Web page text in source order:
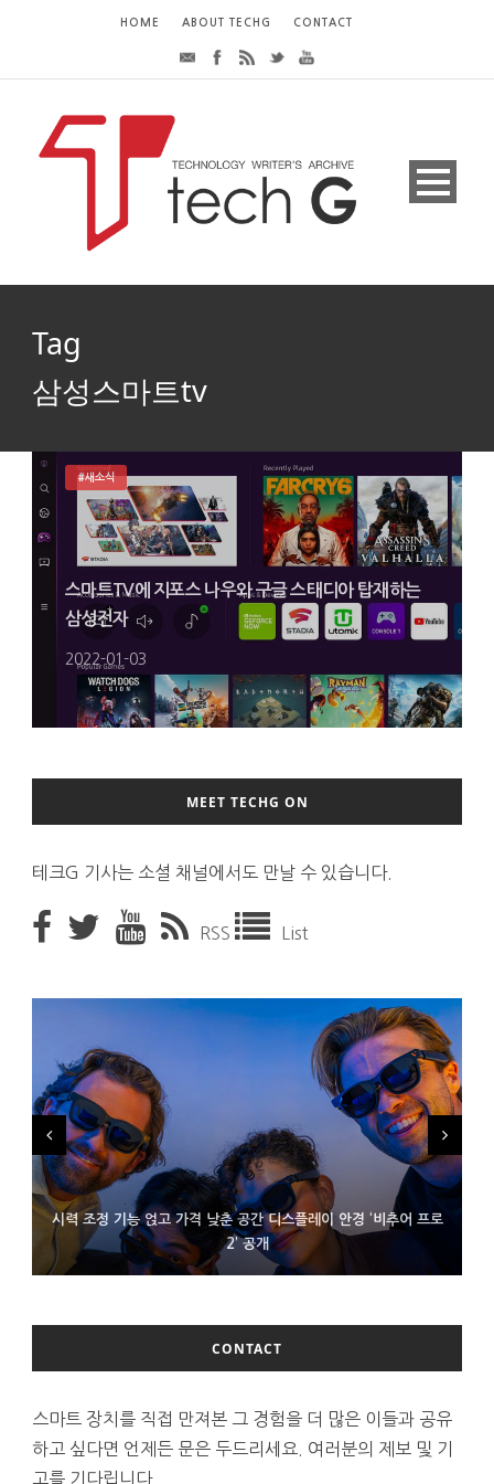
HOME ABOUT TECHG CONTACT
Tag
삼성스마트tv
스마트TV에 지포스 나우와 구글 스태디아 탑재하는
삼성전자
2022-01-03
#새소식
MEET TECHG ON
테크G 기사는 소셜 채널에서도 만날 수 있습니다.
RSS List
시력 조정 기능 얹고 가격 낮춘 공간 디스플레이 안경 ‘비추어 프로
2’ 공개
D램 부족에 10억달러어치 아이폰18 프로세서 패키징 대기 중
300~400달러 반지형 스피커 준비하는 오픈AI
CONTACT
스마트 장치를 직접 만져본 그 경험을 더 많은 이들과 공유
하고 싶다면 언제든 문은 두드리세요. 여러분의 제보 및 기
고를 기다립니다.